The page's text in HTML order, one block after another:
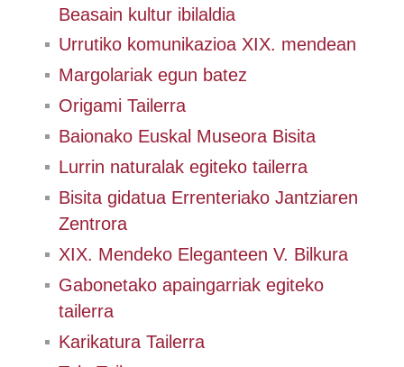
Beasain kultur ibilaldia
Urrutiko komunikazioa XIX. mendean
Margolariak egun batez
Origami Tailerra
Baionako Euskal Museora Bisita
Lurrin naturalak egiteko tailerra
Bisita gidatua Errenteriako Jantziaren
Zentrora
XIX. Mendeko Eleganteen V. Bilkura
Gabonetako apaingarriak egiteko
tailerra
Karikatura Tailerra